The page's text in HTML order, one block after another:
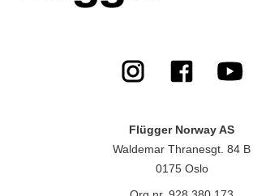
Flügger Norway AS
Waldemar Thranesgt. 84 B
0175 Oslo